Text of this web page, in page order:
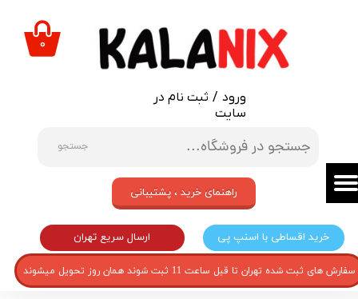
جستجو
ورود / ثبت نام در
سایت
حساب کاربری من
تغییر گذر واژه
خروج از حساب کاربری
۰
خرید اقساطی با اسنپ پی ارسال سریع تهران
راهنمای خرید ، پشتیبانی
سفارش های ثبت شده تهران تا قبل ساعت 11 ثبت شوند همان روز تحویل میشوند